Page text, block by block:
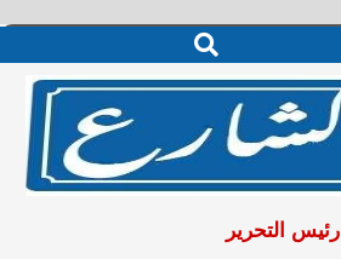
رئيس التحرير